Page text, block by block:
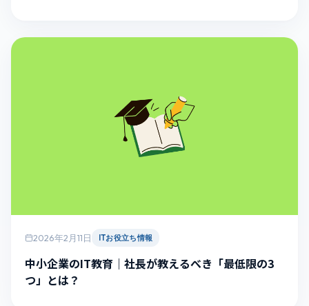
2026年2月11日 ITお役立ち情報
中小企業のIT教育｜社長が教えるべき「最低限の3
つ」とは？